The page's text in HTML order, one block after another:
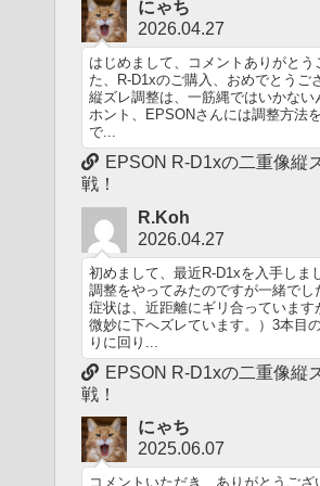
にゃち
2026.04.27
はじめまして、コメントありがとう
た、R-D1xのご購入、おめでとうご
縦ズレ調整は、一筋縄ではいかない
ホント、EPSONさんには調整方法
で...
EPSON R-D1xの二重像縦
戦！
R.Koh
2026.04.27
初めまして、最近R-D1xを入手しま
調整をやってみたのですが一緒でし
症状は、近距離にギリ合っています
微妙に下へズレています。）3本目
りに回り...
EPSON R-D1xの二重像縦
戦！
にゃち
2025.06.07
コメントいただき、ありがとうござ